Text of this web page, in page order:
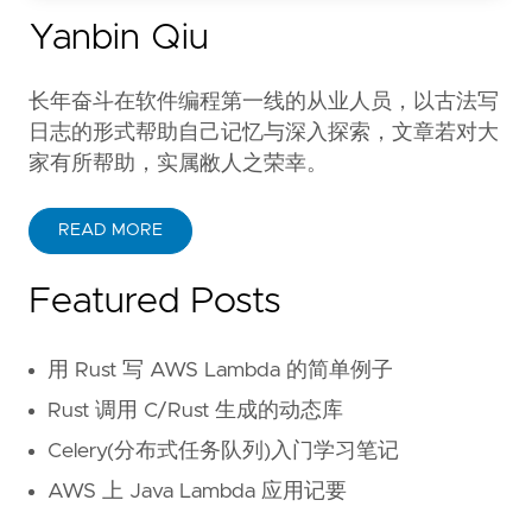
Yanbin Qiu
长年奋斗在软件编程第一线的从业人员，以古法写
日志的形式帮助自己记忆与深入探索，文章若对大
家有所帮助，实属敝人之荣幸。
READ MORE
Featured Posts
用 Rust 写 AWS Lambda 的简单例子
Rust 调用 C/Rust 生成的动态库
Celery(分布式任务队列)入门学习笔记
AWS 上 Java Lambda 应用记要